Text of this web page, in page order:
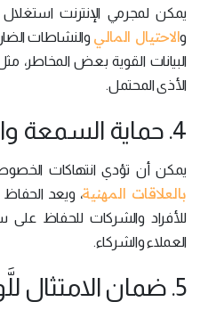
يمكن لمجرمي الإنترنت
والاحتيال المالي والنشاطات
البيانات القوية بعض المخاطر،
الأذى المحتمل.
4. حماية السمعة والكفاءة المهنية
يمكن أن تؤدي انتهاكات
بالعلاقات المهنية، ويعد الحفاظ
للأفراد والشركات للحفاظ
العملاء والشركاء.
5. ضمان الامتثال للَّوائح